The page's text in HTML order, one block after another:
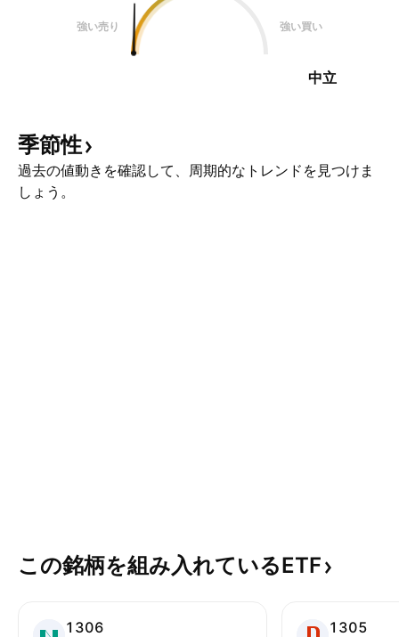
強い売り 強い買い
中立
季節性
過去の値動きを確認して、周期的なトレンドを見つけま
しょう。
この銘柄を組み入れているETF
1306 1305